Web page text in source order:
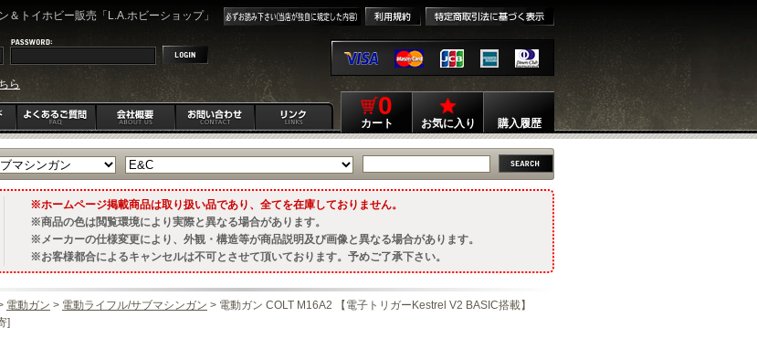
＆トイホビー販売「L.A.ホビーショップ」
ら
0
カート お気に入り 購入履歴
ホームページ掲載商品は取り扱い品であり、全てを在庫しておりません。
商品の色は閲覧環境により実際と異なる場合があります。
メーカーの仕様変更により、外観・構造等が商品説明及び画像と異なる場合があります。
お客様都合によるキャンセルは不可とさせて頂いております。予めご了承下さい。
電動ガン > 電動ライフル/サブマシンガン > 電動ガン COLT M16A2 【電子トリガーKestrel V2 BASIC搭載】
]